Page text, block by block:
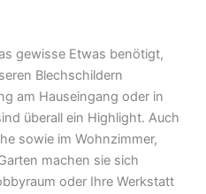
gewisse Etwas benötigt,
Blechschildern
am Hauseingang oder in
überall ein Highlight. Auch
sowie im Wohnzimmer,
machen sie sich
oder Ihre Werkstatt